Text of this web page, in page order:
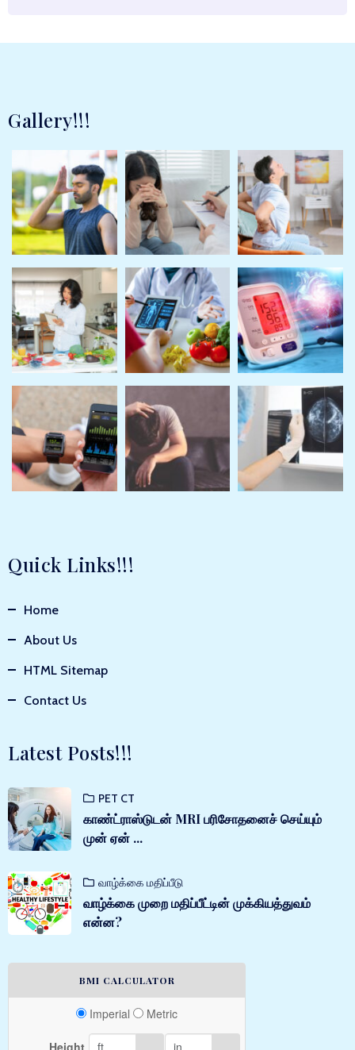
Gallery!!!
Quick Links!!!
Home
About Us
HTML Sitemap
Contact Us
Latest Posts!!!
PET CT
காண்ட்ராஸ்டுடன் MRI பரிசோதனைச் செய்யும்
முன் ஏன் ...
வாழ்க்கை மதிப்பீடு
வாழ்க்கை முறை மதிப்பீட்டின் முக்கியத்துவம்
என்ன?
BMI CALCULATOR
Imperial Metric